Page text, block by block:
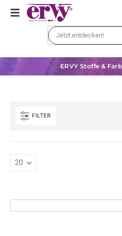
ERVY Stoffe &
FILTER